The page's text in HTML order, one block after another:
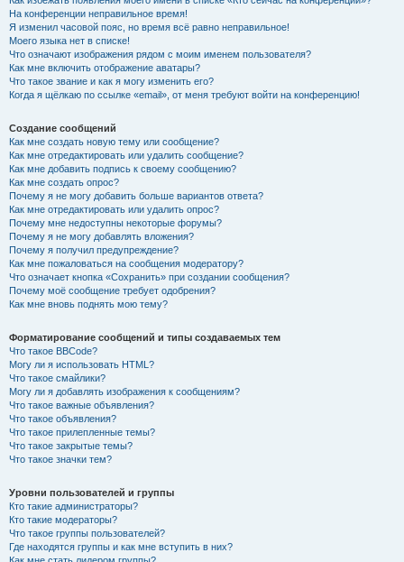
На конференции неправильное время!
Я изменил часовой пояс, но время всё равно неправильное!
Моего языка нет в списке!
Что означают изображения рядом с моим именем пользователя?
Как мне включить отображение аватары?
Что такое звание и как я могу изменить его?
Когда я щёлкаю по ссылке «email», от меня требуют войти на конференцию!
Создание сообщений
Как мне создать новую тему или сообщение?
Как мне отредактировать или удалить сообщение?
Как мне добавить подпись к своему сообщению?
Как мне создать опрос?
Почему я не могу добавить больше вариантов ответа?
Как мне отредактировать или удалить опрос?
Почему мне недоступны некоторые форумы?
Почему я не могу добавлять вложения?
Почему я получил предупреждение?
Как мне пожаловаться на сообщения модератору?
Что означает кнопка «Сохранить» при создании сообщения?
Почему моё сообщение требует одобрения?
Как мне вновь поднять мою тему?
Форматирование сообщений и типы создаваемых тем
Что такое BBCode?
Могу ли я использовать HTML?
Что такое смайлики?
Могу ли я добавлять изображения к сообщениям?
Что такое важные объявления?
Что такое объявления?
Что такое прилепленные темы?
Что такое закрытые темы?
Что такое значки тем?
Уровни пользователей и группы
Кто такие администраторы?
Кто такие модераторы?
Что такое группы пользователей?
Где находятся группы и как мне вступить в них?